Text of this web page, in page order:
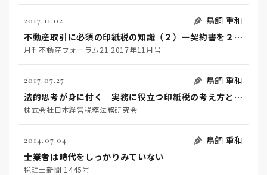
2017.11.02
鳥飼 重和
不動産取引に必須の印紙税の知識（２）ー契約書を２通以上作成した場合ー
月刊不動産フォーラム21 2017年11月号
2017.07.27
鳥飼 重和
法的思考が身に付く 実務に役立つ印紙税の考え方と実践
株式会社日本経営税務法務研究会
2014.07.04
鳥飼 重和
士業者は時代をしっかりみていない
税理士新聞 1445号